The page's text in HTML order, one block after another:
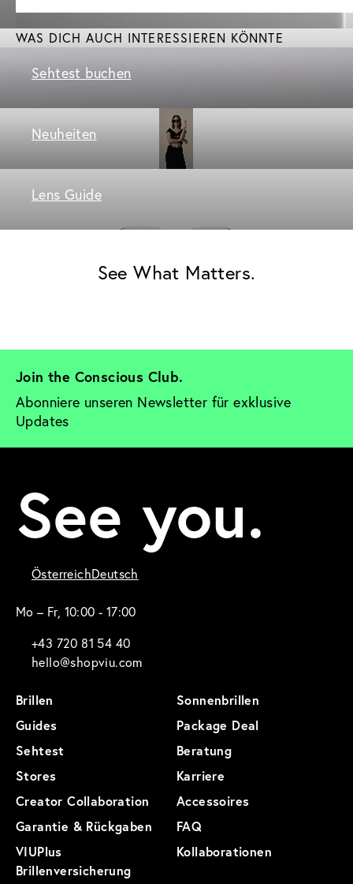
WAS DICH AUCH INTERESSIEREN KÖNNTE
Sehtest buchen
Neuheiten
Lens Guide
See What Matters.
Join the Conscious Club.
Abonniere unseren Newsletter für exklusive
Updates
See you.
ÖsterreichDeutsch
Mo – Fr, 10:00 - 17:00
+43 720 81 54 40
hello@shopviu.com
Brillen
Sonnenbrillen
Guides
Package Deal
Sehtest
Beratung
Stores
Karriere
Creator Collaboration
Accessoires
Garantie & Rückgaben
FAQ
VIUPlus
Brillenversicherung
Kollaborationen